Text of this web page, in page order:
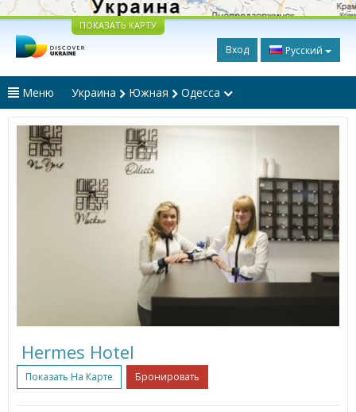
ПОКАЗАТЬ КАРТУ
Вход Русский
Меню Украина Южная Одесса
Hermes Hotel
Показать На Карте Бронировать